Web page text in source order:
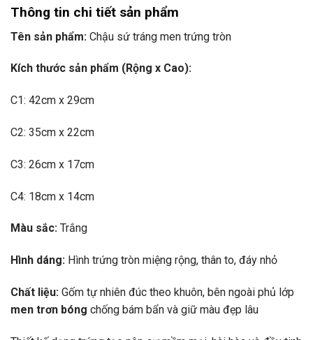
Thông tin chi tiết sản phẩm
Tên sản phẩm: Chậu sứ tráng men trứng tròn
Kích thước sản phẩm (Rộng x Cao):
C1: 42cm x 29cm
C2: 35cm x 22cm
C3: 26cm x 17cm
C4: 18cm x 14cm
Màu sắc: Trắng
Hình dáng: Hình trứng tròn miệng rộng, thân to, đáy nhỏ
Chất liệu: Gốm tự nhiên đúc theo khuôn, bên ngoài phủ lớp
men trơn bóng chống bám bẩn và giữ màu đẹp lâu